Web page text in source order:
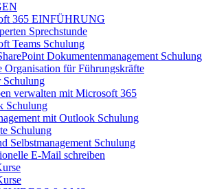
365 EINFÜHRUNG
Sprechstunde
Teams Schulung
Dokumentenmanagement Schulung
Organisation für Führungskräfte
Schulung
verwalten mit Microsoft 365
Schulung
mit Outlook Schulung
Schulung
Selbstmanagement Schulung
E-Mail schreiben